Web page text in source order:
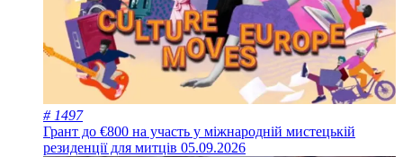
# 1497
Грант до €800 на участь у міжнародній мистецькій
резиденції для митців 05.09.2026